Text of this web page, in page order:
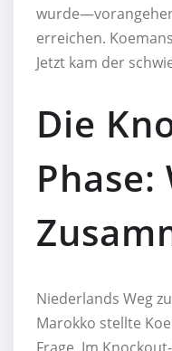
erreichen.
Jetzt kam der
Die
Phase:
Niederlands Weg
Marokko stellte